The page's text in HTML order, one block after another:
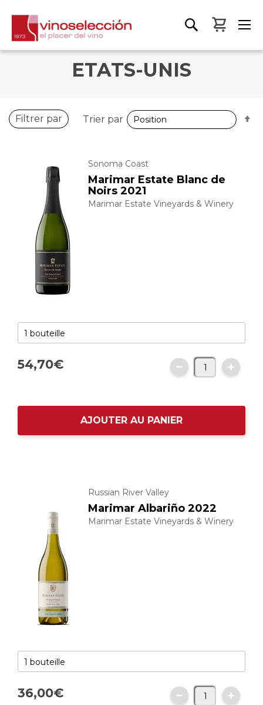
Mon
ETATS-UNIS
Sonoma Coast
Marimar Estate Blanc de
Noirs 2021
Marimar Estate Vineyards & Winery
54,70€
AJOUTER AU PANIER
Russian River Valley
Marimar Albariño 2022
Marimar Estate Vineyards & Winery
36,00€
Filtrer par Trier par